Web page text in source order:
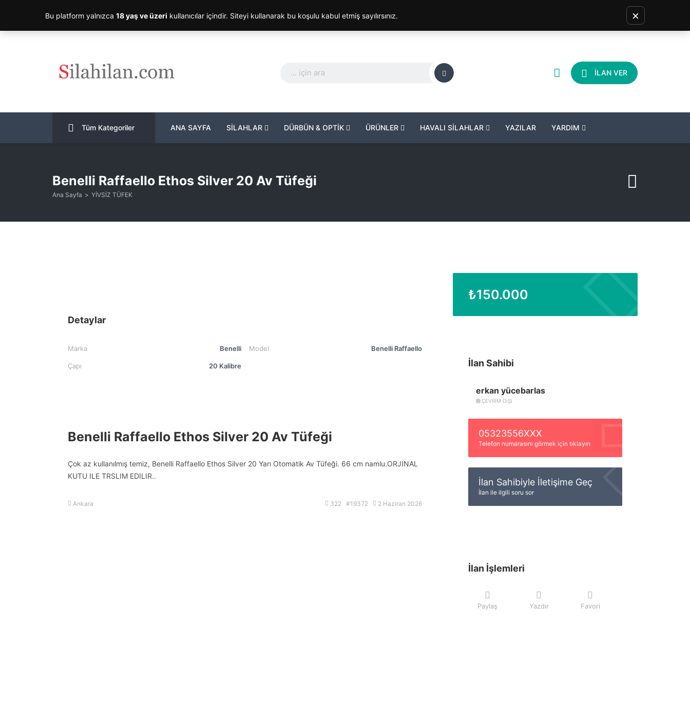
İLAN VER
Tüm Kategoriler ANA SAYFA SİLAHLAR DÜRBÜN & OPTİK ÜRÜNLER HAVALI SİLAHLAR YAZILAR YARDIM
Benelli Raffaello Ethos Silver 20 Av Tüfeği
Ana Sayfa YİVSİZ TÜFEK
Detaylar
Marka Benelli Model Benelli Raffaello
Çapı 20 Kalibre
Benelli Raffaello Ethos Silver 20 Av Tüfeği
Çok az kullanılmış temiz, Benelli Raffaello Ethos Silver 20 Yarı Otomatik Av Tüfeği. 66 cm namlu.ORJINAL
KUTU ILE TRSLIM EDILIR..
Ankara 322 #19372 2 Haziran 2026
₺150.000
İlan Sahibi
erkan yücebarlas
ÇEVRIM DIŞI
05323556XXX
Telefon numarasını görmek için tıklayın
İlan Sahibiyle İletişime Geç
İlan ile ilgili soru sor
İlan İşlemleri
Paylaş Yazdır Favori
Bu platform yalnızca 18 yaş ve üzeri kullanıcılar içindir. Siteyi kullanarak bu koşulu kabul etmiş sayılırsınız. ×